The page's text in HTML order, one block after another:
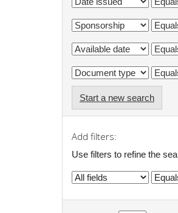
Start a new search
Add filters:
Use filters to refine the